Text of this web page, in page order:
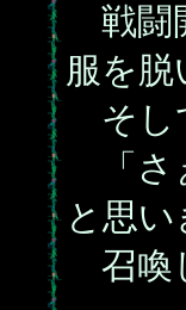
戦闘
服を脱
そし
「さ
と思い
召喚